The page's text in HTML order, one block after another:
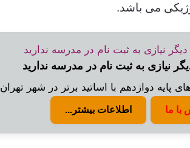
می باشد.
نیازی به ثبت نام در مدرسه ندارید
پایه دوازدهم با اساتید برتر در شهر تهران
با ما اطلاعات بیشتر...